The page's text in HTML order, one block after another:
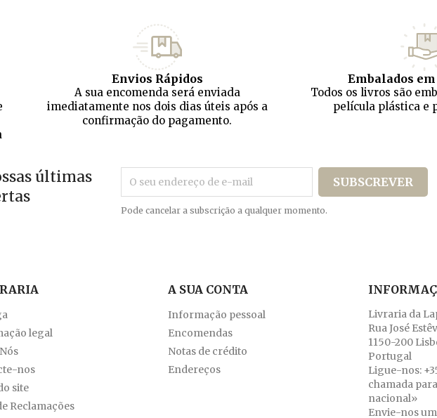
Envios Rápidos
A sua encomenda será enviada
imediatamente nos dois dias úteis após a
confirmação do pagamento.
Embalados
Todos os livros são
película plástica e
últimas
Pode cancelar a subscrição a qualquer momento.
legal
nos
site
Reclamações
A SUA CONTA
Informação pessoal
Encomendas
Notas de crédito
Endereços
Livraria da
Rua José
1150-200
Portugal
Ligue-nos:
chamada
nacional»
Envie-nos